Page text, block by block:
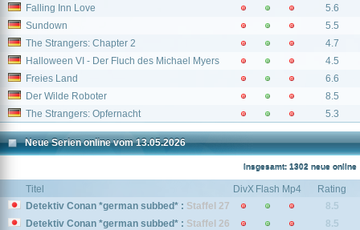
Falling Inn Love
5.6
Sundown
5.5
The Strangers: Chapter 2
4.7
Halloween VI - Der Fluch des Michael Myers
4.5
Freies Land
6.6
Der Wilde Roboter
8.5
The Strangers: Opfernacht
5.3
Neue Serien online vom 13.05.2026
Insgesamt: 1302 neue online
Titel DivX Flash Mp4
Rating
Detektiv Conan *german subbed* : Staffel 27
8.5
Detektiv Conan *german subbed* : Staffel 26
8.5